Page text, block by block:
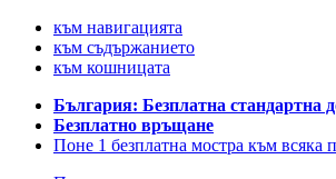
към навигацията
към съдържанието
към кошницата
България: Безплатна стандартна
Безплатно връщане
Поне 1 безплатна мостра към всяка